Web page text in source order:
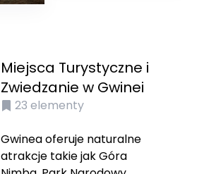
Miejsca Turystyczne i
Zwiedzanie w Gwinei
23 elementy
Gwinea oferuje naturalne
atrakcje takie jak Góra